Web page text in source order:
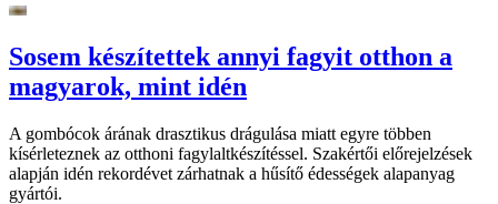
Sosem készítettek annyi fagyit otthon a
magyarok, mint idén
A gombócok árának drasztikus drágulása miatt egyre többen
kísérleteznek az otthoni fagylaltkészítéssel. Szakértői előrejelzések
alapján idén rekordévet zárhatnak a hűsítő édességek alapanyag
gyártói.